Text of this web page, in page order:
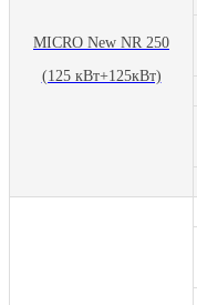
MICRO New NR 250
(125 кВт+125кВт)